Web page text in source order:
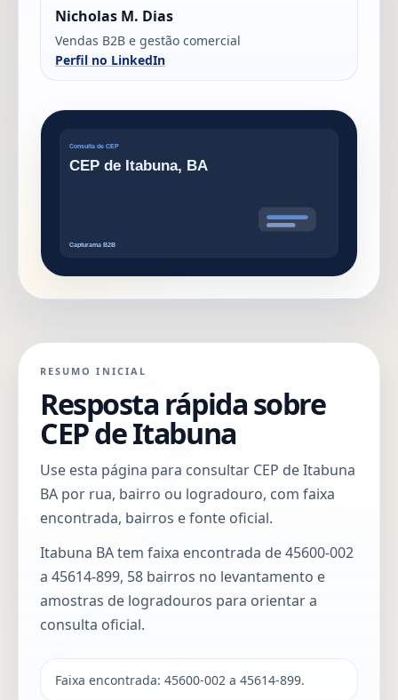
Nicholas M. Dias
Vendas B2B e gestão comercial
Perfil no LinkedIn
RESUMO INICIAL
Resposta rápida sobre
CEP de Itabuna
Use esta página para consultar CEP de Itabuna
BA por rua, bairro ou logradouro, com faixa
encontrada, bairros e fonte oficial.
Itabuna BA tem faixa encontrada de 45600-002
a 45614-899, 58 bairros no levantamento e
amostras de logradouros para orientar a
consulta oficial.
Faixa encontrada: 45600-002 a 45614-899.